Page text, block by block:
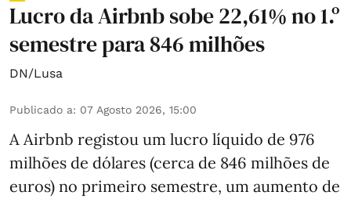
Lucro da Airbnb sobe 22,61% no 1.º
semestre para 846 milhões
DN/Lusa
Publicado a: 07 Agosto 2026, 15:00
A Airbnb registou um lucro líquido de 976
milhões de dólares (cerca de 846 milhões de
euros) no primeiro semestre, um aumento de